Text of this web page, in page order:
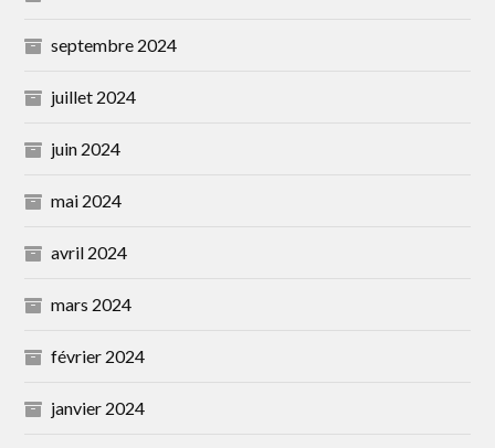
septembre 2024
juillet 2024
juin 2024
mai 2024
avril 2024
mars 2024
février 2024
janvier 2024